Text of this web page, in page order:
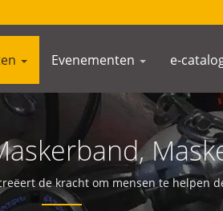
Evenementen e-
|
de kracht om mensen te helpen